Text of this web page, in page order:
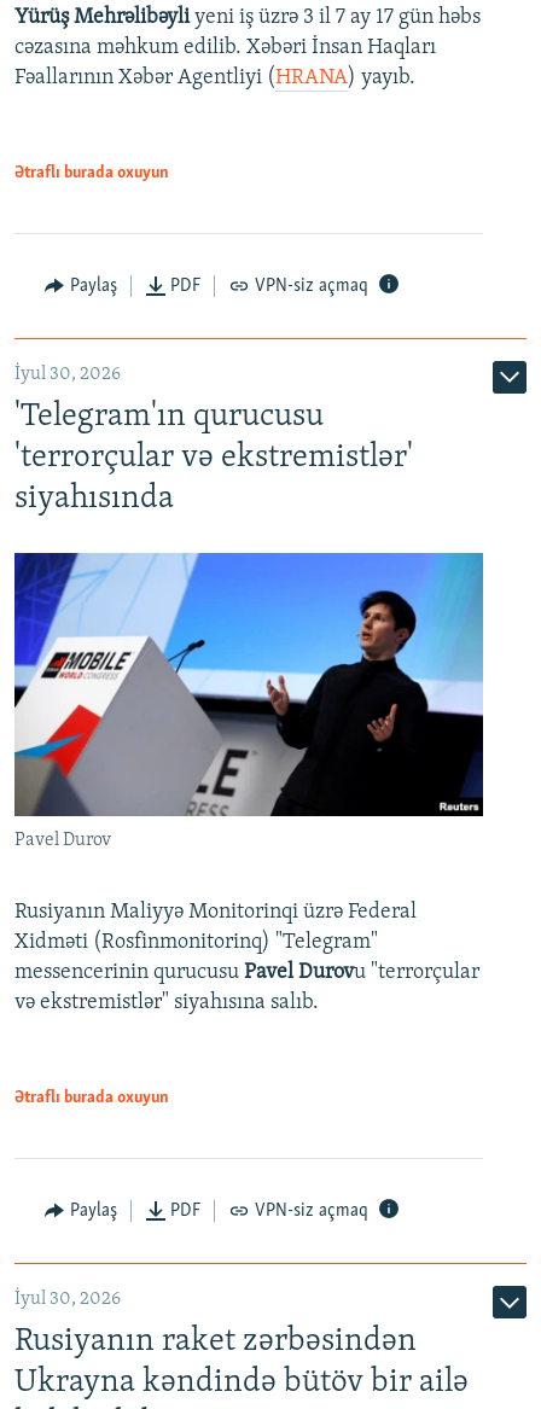
Yürüş Mehrəlibəyliyeni iş üzrə 3 il 7 ay 17 gün həbs
cəzasına məhkum edilib. Xəbəri İnsan Haqları
Fəallarının Xəbər Agentliyi (HRANA) yayıb.
Ətraflı burada oxuyun
Paylaş PDF VPN-siz açmaq
İyul 30, 2026
'Telegram'ın qurucusu
'terrorçular və ekstremistlər'
siyahısında
Pavel Durov
Rusiyanın Maliyyə Monitorinqi üzrə Federal
Xidməti (Rosfinmonitorinq) "Telegram"
messencerinin qurucusu Pavel Durovu "terrorçular
və ekstremistlər" siyahısına salıb.
Ətraflı burada oxuyun
Paylaş PDF VPN-siz açmaq
İyul 30, 2026
Rusiyanın raket zərbəsindən
Ukrayna kəndində bütöv bir ailə